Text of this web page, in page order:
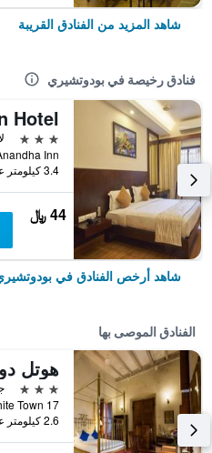
شاهد المزيد من الفنادق القريبة
فنادق رخيصة في بودوتشيري
Hotel
3 نجوم
3.4 كيلومتر عن وسط المدينة
44 ﷼
شاهد أرخص الفنادق في
الفنادق الموصى بها
3 نجوم
2.6 كيلومتر عن وسط المدينة